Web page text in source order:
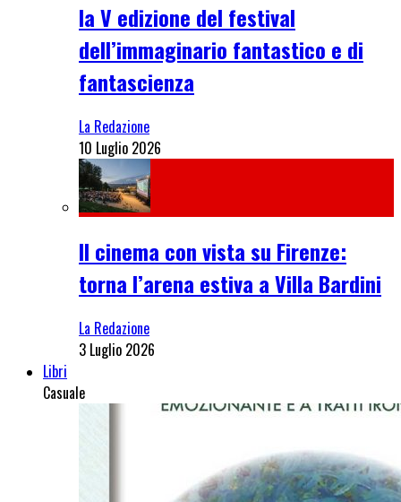
la V edizione del festival
dell’immaginario fantastico e di
fantascienza
La Redazione
10 Luglio 2026
Il cinema con vista su Firenze:
torna l’arena estiva a Villa Bardini
La Redazione
3 Luglio 2026
Libri
Casuale